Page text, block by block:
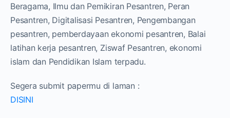
Beragama, Ilmu dan Pemikiran Pesantren, Peran
Pesantren, Digitalisasi Pesantren, Pengembangan
pesantren, pemberdayaan ekonomi pesantren, Balai
latihan kerja pesantren, Ziswaf Pesantren, ekonomi
islam dan Pendidikan Islam terpadu.
Segera submit papermu di laman :
DISINI